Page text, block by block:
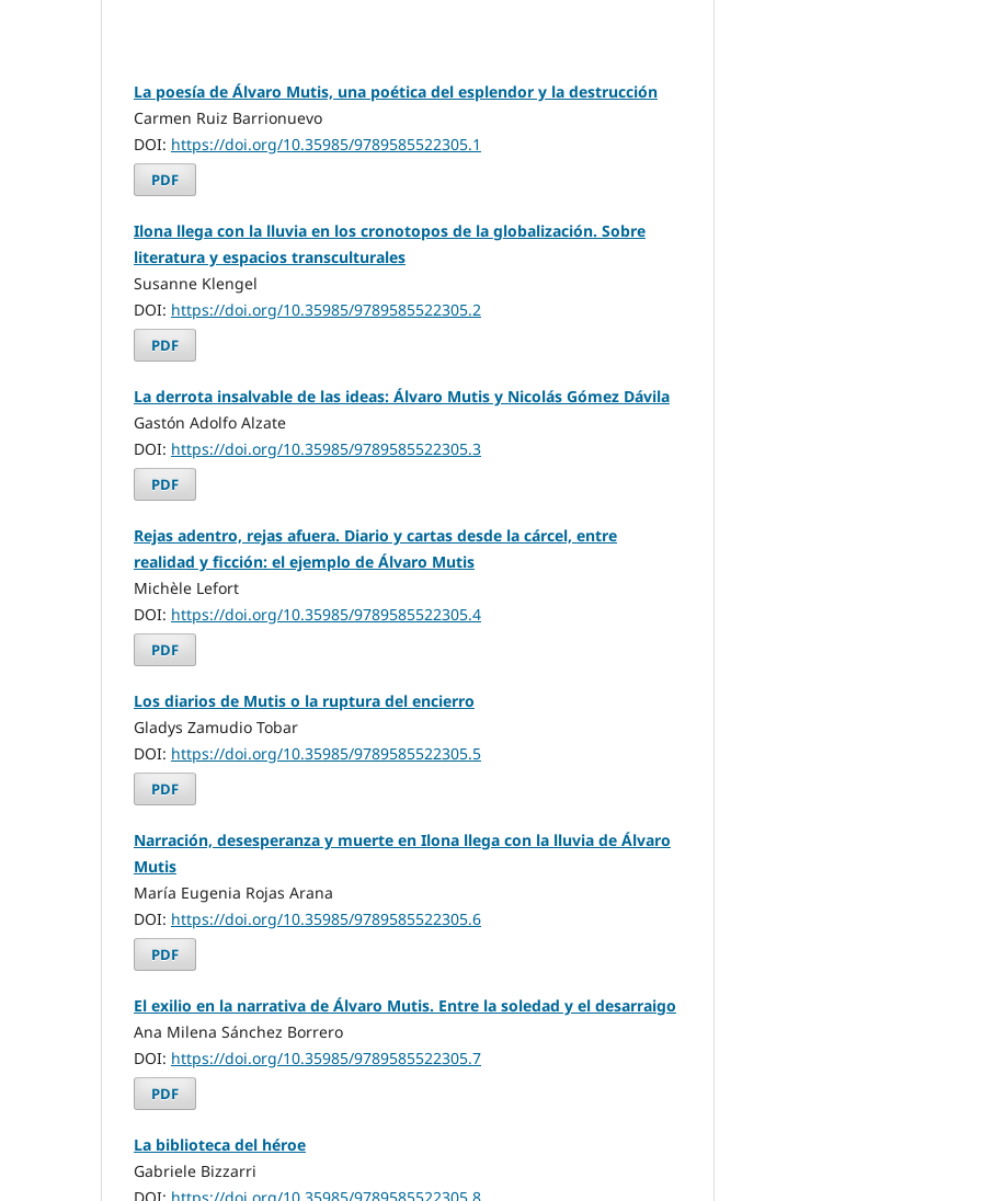
La poesía de Álvaro Mutis, una poética del esplendor y la destrucción
Carmen Ruiz Barrionuevo
DOI: https://doi.org/10.35985/9789585522305.1
PDF
Ilona llega con la lluvia en los cronotopos de la globalización. Sobre
literatura y espacios transculturales
Susanne Klengel
DOI: https://doi.org/10.35985/9789585522305.2
PDF
La derrota insalvable de las ideas: Álvaro Mutis y Nicolás Gómez Dávila
Gastón Adolfo Alzate
DOI: https://doi.org/10.35985/9789585522305.3
PDF
Rejas adentro, rejas afuera. Diario y cartas desde la cárcel, entre
realidad y ficción: el ejemplo de Álvaro Mutis
Michèle Lefort
DOI: https://doi.org/10.35985/9789585522305.4
PDF
Los diarios de Mutis o la ruptura del encierro
Gladys Zamudio Tobar
DOI: https://doi.org/10.35985/9789585522305.5
PDF
Narración, desesperanza y muerte en Ilona llega con la lluvia de Álvaro
Mutis
María Eugenia Rojas Arana
DOI: https://doi.org/10.35985/9789585522305.6
PDF
El exilio en la narrativa de Álvaro Mutis. Entre la soledad y el desarraigo
Ana Milena Sánchez Borrero
DOI: https://doi.org/10.35985/9789585522305.7
PDF
La biblioteca del héroe
Gabriele Bizzarri
DOI: https://doi.org/10.35985/9789585522305.8